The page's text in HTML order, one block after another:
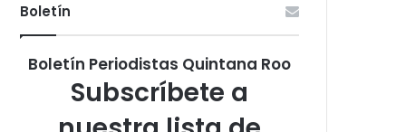
Boletín
Boletín Periodistas Quintana Roo
Subscríbete a